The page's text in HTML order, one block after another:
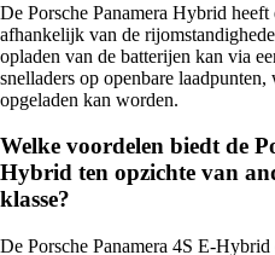
De Porsche Panamera Hybrid
afhankelijk van de
opladen van de batterijen kan via
snelladers op openbare
opgeladen kan worden.
Welke voordelen biedt de
Hybrid ten opzichte van
klasse?
De Porsche Panamera 4S E-